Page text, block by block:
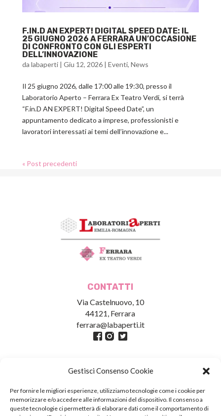
Gestisci Consenso Cookie
Per fornire le migliori esperienze, utilizziamo tecnologie come i cookie per
memorizzare e/o accedere alle informazioni del dispositivo. Il consenso a
queste tecnologie ci permetterà di elaborare dati come il comportamento di
F.IN.D AN EXPERT! DIGITAL SPEED DATE: IL
25 GIUGNO 2026 A FERRARA UN’OCCASIONE
DI CONFRONTO CON GLI ESPERTI
DELL’INNOVAZIONE
da labaperti| Giu 12, 2026| Eventi, News
Il 25 giugno 2026, dalle 17:00 alle 19:30, presso il
Laboratorio Aperto – Ferrara Ex Teatro Verdi, si terrà
“F.in.D AN EXPERT! Digital Speed Date”, un
appuntamento dedicato a imprese, professionisti e
lavoratori interessati ai temi dell’innovazione e...
« Post precedenti
CONTATTI
Via Castelnuovo, 10
44121, Ferrara
ferrara@labaperti.it